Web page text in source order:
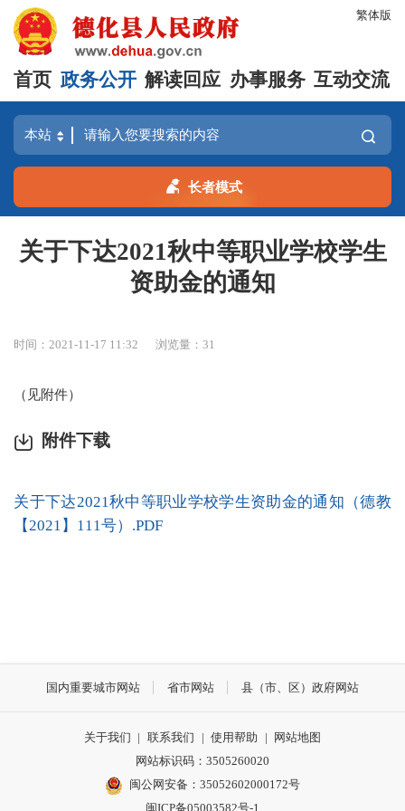
繁体版
首页 政务公开 解读回应 办事服务 互动交流
长者模式
关于下达2021秋中等职业学校学生
资助金的通知
时间：2021-11-17 11:32 浏览量：31
（见附件）
附件下载
关于下达2021秋中等职业学校学生资助金的通知（德教
【2021】111号）.PDF
国内重要城市网站 省市网站 县（市、区）政府网站
关于我们 | 联系我们 | 使用帮助 |
网站地图
网站标识码：3505260020
闽公网安备：35052602000172号
闽ICP备05003582号-1